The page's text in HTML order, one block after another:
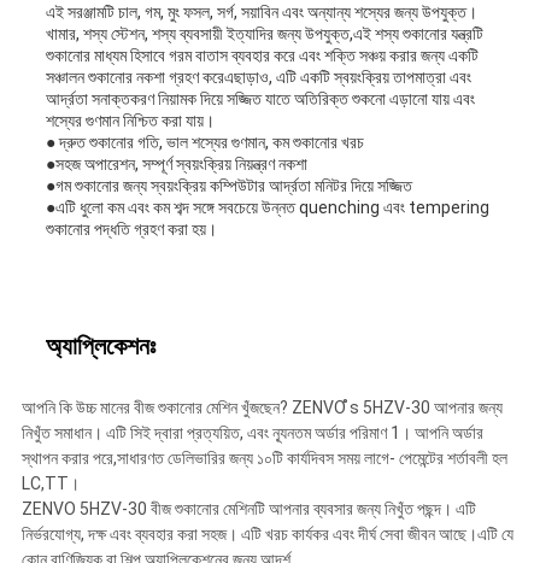
এই সরঞ্জামটি চাল, গম, মুং ফসল, সর্গ, সয়াবিন এবং অন্যান্য শস্যের জন্য উপযুক্ত।
খামার, শস্য স্টেশন, শস্য ব্যবসায়ী ইত্যাদির জন্য উপযুক্ত,এই শস্য শুকানোর যন্ত্রটি
শুকানোর মাধ্যম হিসাবে গরম বাতাস ব্যবহার করে এবং শক্তি সঞ্চয় করার জন্য একটি
সঞ্চালন শুকানোর নকশা গ্রহণ করেএছাড়াও, এটি একটি স্বয়ংক্রিয় তাপমাত্রা এবং
আর্দ্রতা সনাক্তকরণ নিয়ামক দিয়ে সজ্জিত যাতে অতিরিক্ত শুকনো এড়ানো যায় এবং
শস্যের গুণমান নিশ্চিত করা যায়।
● দ্রুত শুকানোর গতি, ভাল শস্যের গুণমান, কম শুকানোর খরচ
●সহজ অপারেশন, সম্পূর্ণ স্বয়ংক্রিয় নিয়ন্ত্রণ নকশা
●গম শুকানোর জন্য স্বয়ংক্রিয় কম্পিউটার আর্দ্রতা মনিটর দিয়ে সজ্জিত
●এটি ধুলো কম এবং কম শব্দ সঙ্গে সবচেয়ে উন্নত quenching এবং tempering
শুকানোর পদ্ধতি গ্রহণ করা হয়।
অ্যাপ্লিকেশনঃ
আপনি কি উচ্চ মানের বীজ শুকানোর মেশিন খুঁজছেন? ZENVO ̊s 5HZV-30 আপনার জন্য
নিখুঁত সমাধান। এটি সিই দ্বারা প্রত্যয়িত, এবং ন্যূনতম অর্ডার পরিমাণ 1। আপনি অর্ডার
স্থাপন করার পরে,সাধারণত ডেলিভারির জন্য ১০টি কার্যদিবস সময় লাগে- পেমেন্টের শর্তাবলী হল
LC,TT।
ZENVO 5HZV-30 বীজ শুকানোর মেশিনটি আপনার ব্যবসার জন্য নিখুঁত পছন্দ। এটি
নির্ভরযোগ্য, দক্ষ এবং ব্যবহার করা সহজ। এটি খরচ কার্যকর এবং দীর্ঘ সেবা জীবন আছে।এটি যে